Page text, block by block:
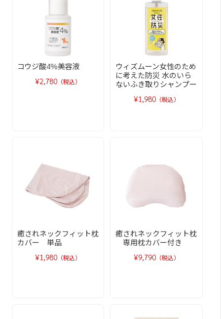
コウジ酸4％美容液
¥2,780 （税込）
ウィズムーン女性のため
に考えた防災 水のいら
ないふき取りシャンプー
¥1,980（税込）
癒されネックフィット枕
カバー 単品
¥1,980 （税込）
癒されネックフィット枕
専用枕カバー付き
¥9,790（税込）